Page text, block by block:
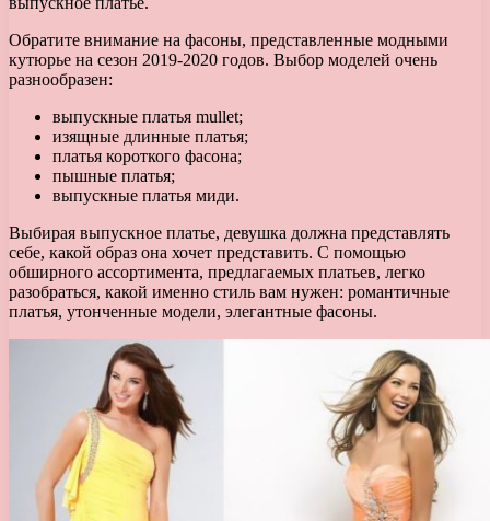
Обратите внимание на фасоны, представленные модными
кутюрье на сезон 2019-2020 годов. Выбор моделей очень
разнообразен:
выпускные платья mullet;
изящные длинные платья;
платья короткого фасона;
пышные платья;
выпускные платья миди.
Выбирая выпускное платье, девушка должна представлять
себе, какой образ она хочет представить. С помощью
обширного ассортимента, предлагаемых платьев, легко
разобраться, какой именно стиль вам нужен: романтичные
платья, утонченные модели, элегантные фасоны.